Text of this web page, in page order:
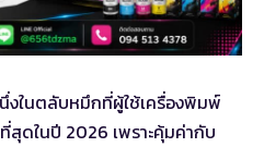
งในตลับหมึกที่ผู้ใช้เครื่องพิมพ์
สุดในปี 2026 เพราะคุ้มค่ากับ